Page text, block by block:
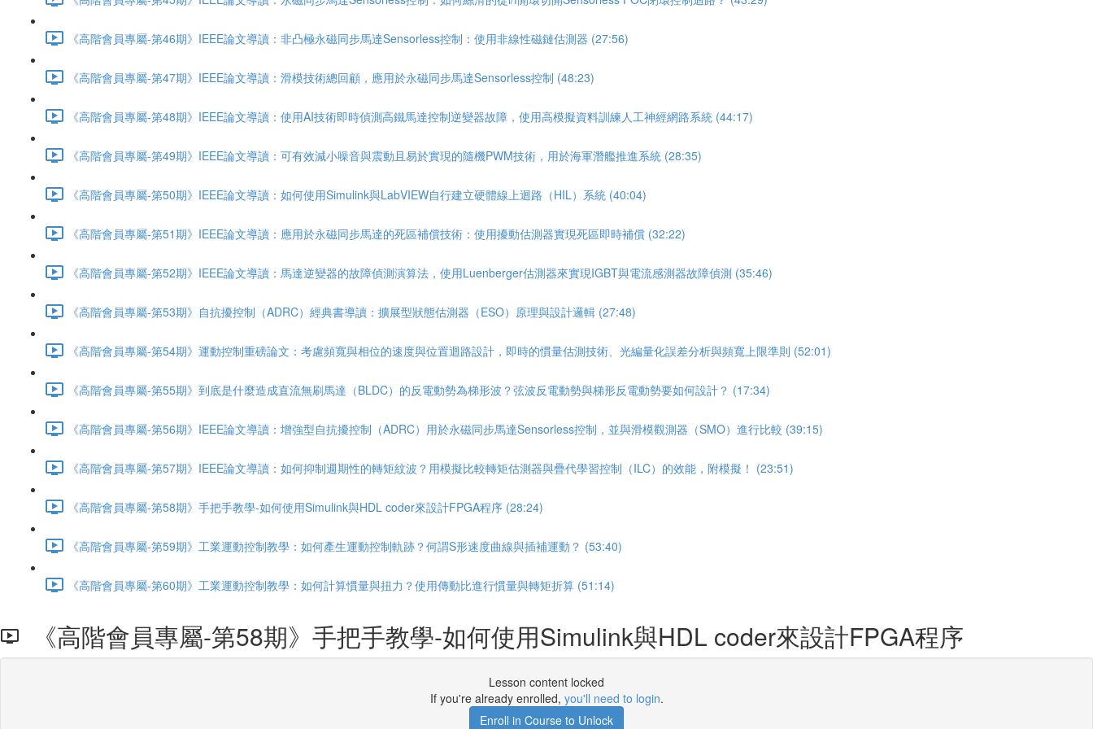
《高階會員專屬-第46期》IEEE論文導讀：非凸極永磁同步馬達Sensorless控制：使用非線性磁鏈估測器 (27:56)
《高階會員專屬-第47期》IEEE論文導讀：滑模技術總回顧，應用於永磁同步馬達Sensorless控制 (48:23)
《高階會員專屬-第48期》IEEE論文導讀：使用AI技術即時偵測高鐵馬達控制逆變器故障，使用高模擬資料訓練人工神經網路系統 (44:17)
《高階會員專屬-第49期》IEEE論文導讀：可有效減小噪音與震動且易於實現的隨機PWM技術，用於海軍潛艦推進系統 (28:35)
《高階會員專屬-第50期》IEEE論文導讀：如何使用Simulink與LabVIEW自行建立硬體線上迴路（HIL）系統 (40:04)
《高階會員專屬-第51期》IEEE論文導讀：應用於永磁同步馬達的死區補償技術：使用擾動估測器實現死區即時補償 (32:22)
《高階會員專屬-第52期》IEEE論文導讀：馬達逆變器的故障偵測演算法，使用Luenberger估測器來實現IGBT與電流感測器故障偵測 (35:46)
《高階會員專屬-第53期》自抗擾控制（ADRC）經典書導讀：擴展型狀態估測器（ESO）原理與設計邏輯 (27:48)
《高階會員專屬-第54期》運動控制重磅論文：考慮頻寬與相位的速度與位置迴路設計，即時的慣量估測技術、光編量化誤差分析與頻寬上限準則 (52:01)
《高階會員專屬-第55期》到底是什麼造成直流無刷馬達（BLDC）的反電動勢為梯形波？弦波反電動勢與梯形反電動勢要如何設計？ (17:34)
《高階會員專屬-第56期》IEEE論文導讀：增強型自抗擾控制（ADRC）用於永磁同步馬達Sensorless控制，並與滑模觀測器（SMO）進行比較 (39:15)
《高階會員專屬-第57期》IEEE論文導讀：如何抑制週期性的轉矩紋波？用模擬比較轉矩估測器與疊代學習控制（ILC）的效能，附模擬！ (23:51)
《高階會員專屬-第58期》手把手教學-如何使用Simulink與HDL coder來設計FPGA程序 (28:24)
《高階會員專屬-第59期》工業運動控制教學：如何產生運動控制軌跡？何謂S形速度曲線與插補運動？ (53:40)
《高階會員專屬-第60期》工業運動控制教學：如何計算慣量與扭力？使用傳動比進行慣量與轉矩折算 (51:14)
《高階會員專屬-第58期》手把手教學-如何使用Simulink與HDL coder來設計FPGA程序
Lesson content locked
If you're already enrolled, you'll need to login.
Enroll in Course to Unlock